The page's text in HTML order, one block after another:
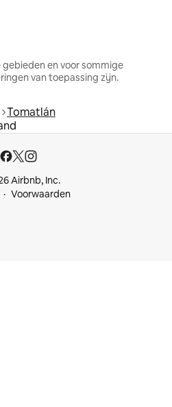
en voor sommige
van toepassing zijn.
Tomatlán
Airbnb, Inc.
Voorwaarden